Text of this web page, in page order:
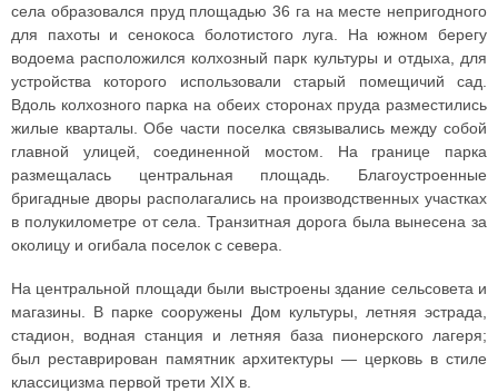
села образовался пруд площадью 36 га на месте непригодного
для пахоты и сенокоса болотистого луга. На южном берегу
водоема расположился колхозный парк культуры и отдыха, для
устройства которого использовали старый помещичий сад.
Вдоль колхозного парка на обеих сторонах пруда разместились
жилые кварталы. Обе части поселка связывались между собой
главной улицей, соединенной мостом. На границе парка
размещалась центральная площадь. Благоустроенные
бригадные дворы располагались на производственных участках
в полукилометре от села. Транзитная дорога была вынесена за
околицу и огибала поселок с севера.
На центральной площади были выстроены здание сельсовета и
магазины. В парке сооружены Дом культуры, летняя эстрада,
стадион, водная станция и летняя база пионерского лагеря;
был реставрирован памятник архитектуры — церковь в стиле
классицизма первой трети XIX в.